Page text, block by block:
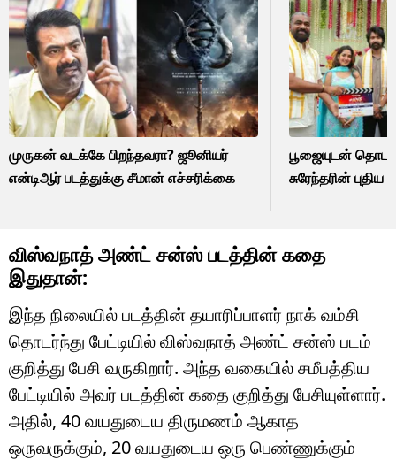
முருகன் வடக்கே பிறந்தவரா? ஜூனியர்
என்டிஆர் படத்துக்கு சீமான் எச்சரிக்கை
பூஜையுடன்
சுரேந்தரின்
விஸ்வநாத் அண்ட் சன்ஸ் படத்தின் கதை
இதுதான்:
இந்த நிலையில் படத்தின் தயாரிப்பாளர் நாக் வம்சி
தொடர்ந்து பேட்டியில் விஸ்வநாத் அண்ட் சன்ஸ் படம்
குறித்து பேசி வருகிறார். அந்த வகையில் சமீபத்திய
பேட்டியில் அவர் படத்தின் கதை குறித்து பேசியுள்ளார்.
அதில், 40 வயதுடைய திருமணம் ஆகாத
ஒருவருக்கும், 20 வயதுடைய ஒரு பெண்ணுக்கும்